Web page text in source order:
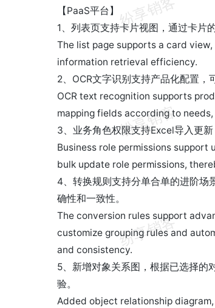
【PaaS平台】
1、列表页支持卡片视图，通过卡片
The list page supports a card
information retrieval efficiency.
2、OCR文字识别支持产品化配置，
OCR text recognition supports
mapping fields according to
3、业务角色权限支持Excel导入更
Business role permissions
bulk update role permissions,
4、转换规则支持分单合单的进阶场
确性和一致性。
The conversion rules support
customize grouping rules and
and consistency.
5、新增对象关系图，根据已选择的
验。
Added object relationship